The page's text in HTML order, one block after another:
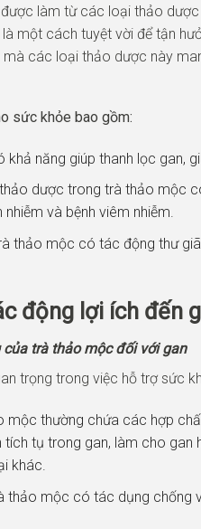
làm từ các loại thảo
một cách tuyệt vời để tận
các loại thảo dược này
sức khỏe bao gồm:
năng giúp thanh lọc gan,
dược trong trà thảo mộc
và bệnh viêm nhiễm.
thảo mộc có tác động thư
động lợi ích đến
trà thảo mộc đối với gan
trọng trong việc hỗ trợ sức
mộc thường chứa các hợp
tụ trong gan, làm cho gan
khác.
thảo mộc có tác dụng chống